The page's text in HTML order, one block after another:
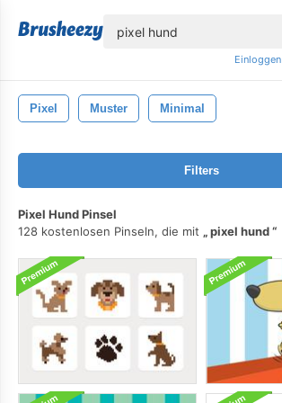
Einloggen
Pixel Muster Minimal
Filters
Pixel Hund Pinsel
128 kostenlosen Pinseln, die mit
pixel hund